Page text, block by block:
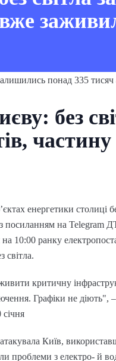
без
енергетики столиці
посиланням на Telegram
10:00 ранку
світла.
критичну
Графіки не
Київ,
проблеми з електро- й